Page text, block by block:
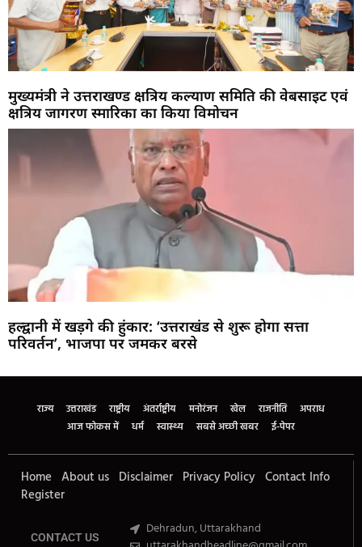
मुख्यमंत्री ने उत्तराखण्ड क्षत्रिय कल्याण समिति की वेबसाइट एवं
क्षत्रिय जागरण स्मारिका का किया विमोचन
हल्द्वानी में खड़गे की हुंकार: ‘उत्तराखंड से शुरू होगा सत्ता
परिवर्तन’, भाजपा पर जमकर बरसे
राज्य उत्तराखंड राष्ट्रीय अंतर्राष्ट्रीय मनोरंजन खेल राजनीति
अपराध
आज फोकस में
धर्म स्वास्थ्य सबसे अच्छी खबर ई-पेपर
Home About us Disclaimer Privacy Policy Contact Info
Register
CONTACT US
Dehradun, Uttarakhand